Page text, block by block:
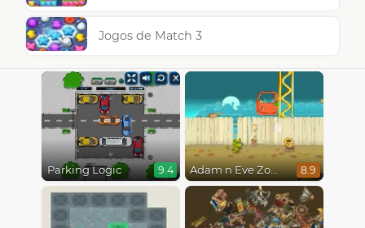
Jogos de Match 3
Parking Logic 9.4 Adam n Eve Zombies 8.9